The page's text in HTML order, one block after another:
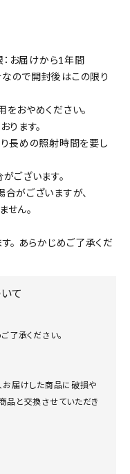
お届けから1年間
ので開封後はこの限り
おやめください。
ります。
長めの照射時間を要し
ございます。
がございますが、
せん。
。 あらかじめご了承くだ
て
了承ください。
お届けした商品に破損や
品と交換させていただき